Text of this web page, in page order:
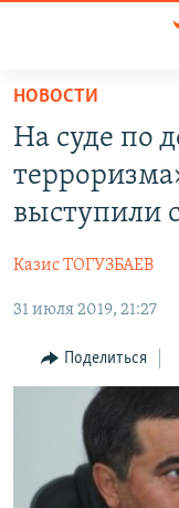
Вернуться
основному
содержанию
Вернутся
главной
Вернутся
поиску
КАЗАХСТАН
НОВОСТИ
ВОЙНА В УКРАИНЕ
КЫРГЫЗЧА
ЎЗБЕКЧА
ТОҶИКӢ
TÜRKMENÇE
Все сайты РСЕ/
НОВОСТИ
На суде по
выступили
Казис ТОГУЗБАЕВ
31 июля 2019, 21:27
Поделиться